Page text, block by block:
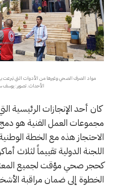
مواد الصرف الصحي وغيرها من الأدوات التي تبرعت
الأحداث. تصوير: يوسف
كان أحد الإنجازات
الاحتجاز هذه مع الخطة
اللجنة الدولية تقييماً لثلاث
كحجر صحي مؤقت لجميع
الخطوة إلى ضمان مراقبة